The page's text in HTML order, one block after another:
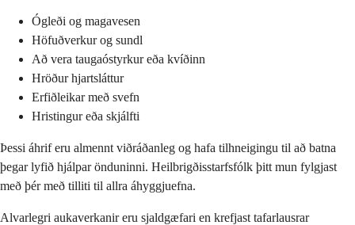
Ógleði og magavesen
Höfuðverkur og sundl
Að vera taugaóstyrkur eða kvíðinn
Hröður hjartsláttur
Erfiðleikar með svefn
Hristingur eða skjálfti
Þessi áhrif eru almennt viðráðanleg og hafa tilhneigingu til að batna
þegar lyfið hjálpar önduninni. Heilbrigðisstarfsfólk þitt mun fylgjast
með þér með tilliti til allra áhyggjuefna.
Alvarlegri aukaverkanir eru sjaldgæfari en krefjast tafarlausrar